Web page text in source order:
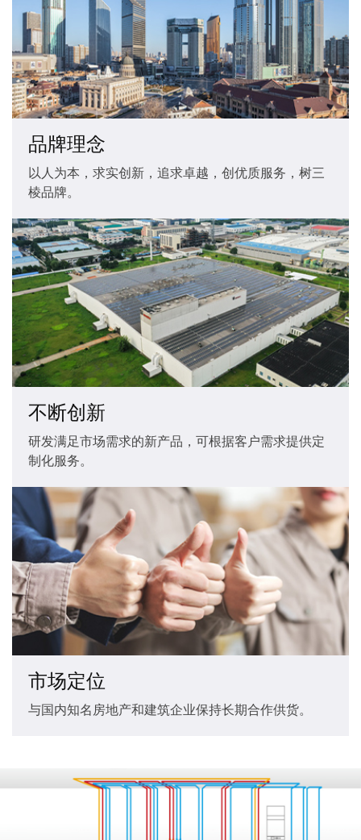
品牌理念
以人为本，求实创新，追求卓越，创优质服务，树三
棱品牌。
不断创新
研发满足市场需求的新产品，可根据客户需求提供定
制化服务。
市场定位
与国内知名房地产和建筑企业保持长期合作供货。